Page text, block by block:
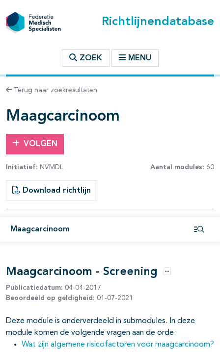
Richtlijnendatabase
ZOEK MENU
Terug naar zoekresultaten
Maagcarcinoom
VOLGEN
Initiatief: NVMDL Aantal modules: 60
Download richtlijn
Maagcarcinoom
binnen deze richtlijn
open- en dichtklappen
open- en dichtklappen
open- en dichtklappen
Maagcarcinoom - Screening Opties
Publicatiedatum: 04-04-2017
Beoordeeld op geldigheid: 01-07-2021
Deze module is onderverdeeld in submodules. In deze
module komen de volgende vragen aan de orde:
Wat zijn algemene risicofactoren voor maagcarcinoom?